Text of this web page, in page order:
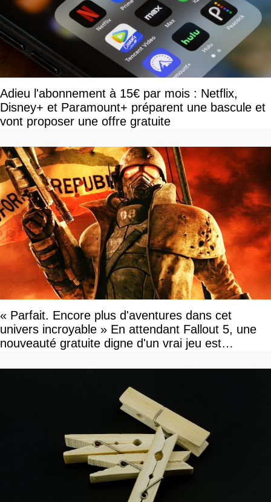
Adieu l'abonnement à 15€ par mois : Netflix,
Disney+ et Paramount+ préparent une bascule et
vont proposer une offre gratuite
« Parfait. Encore plus d'aventures dans cet
univers incroyable » En attendant Fallout 5, une
nouveauté gratuite digne d'un vrai jeu est